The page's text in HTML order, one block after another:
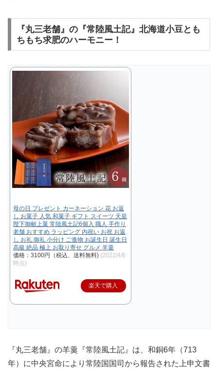
『丸三老舗』の『常陸風土記』北海道小豆とも
ちもち求肥のハーモニー！
母の日 プレゼント カーネーション 花 お返
し お菓子 人気 和菓子 ギフト スイーツ 天皇
陛下御献上菓 常陸風土記6個入 職人 手作り
老舗 おすすめ ラッピング 内祝い お祝 お返
し お礼 御礼 小分け ご進物 お誕生日 誕生日
高級 絶品 極上 お取り寄せ グルメ 羊羹
価格：3100円（税込、送料無料) (2022/4/6
時点)
楽天で購入
『丸三老舗』の羊羹『常陸風土記』は、和銅6年（713
年）に中央宮命により常陸国国司から報告された上申文書